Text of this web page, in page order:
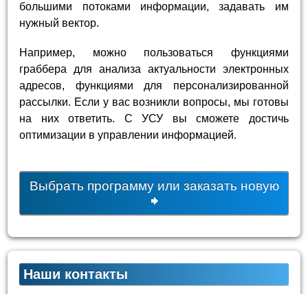
большими потоками информации, задавать им
нужный вектор.
Например, можно пользоваться функциями
граббера для анализа актуальности электронных
адресов, функциями для персонализированной
рассылки. Если у вас возникли вопросы, мы готовы
на них ответить. С УСУ вы сможете достичь
оптимизации в управлении информацией.
Выбрать программу или заказать новую
Наши контакты